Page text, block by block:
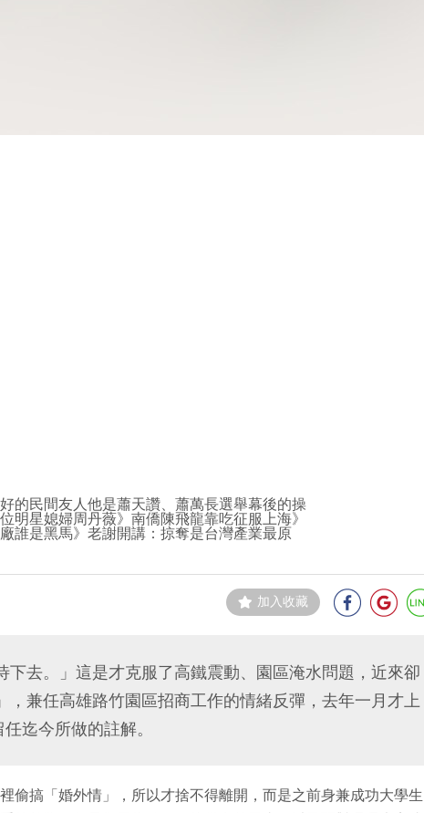
的民間友人他是蕭天讚、蕭萬長選舉幕後的操
明星媳婦周丹薇》南僑陳飛龍靠吃征服上海》
誰是黑馬》老謝開講：掠奪是台灣產業最原
加入收藏
下去。」這是才克服了高鐵震動、園區淹水問題，近來卻
，兼任高雄路竹園區招商工作的情緒反彈，去年一月才上
迄今所做的註解。
偷搞「婚外情」，所以才捨不得離開，而是之前身兼成功大學生